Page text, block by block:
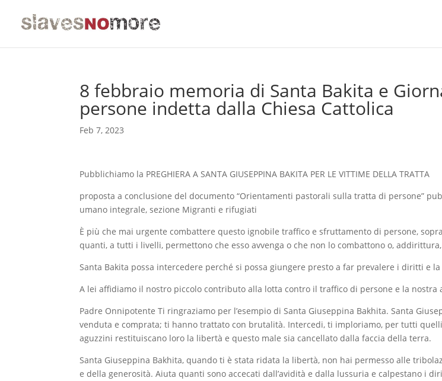
8 febbraio memoria di Santa Bakita e
persone indetta dalla Chiesa Cattolica
Feb 7, 2023
Pubblichiamo la PREGHIERA A SANTA GIUSEPPINA BAKITA PER LE VITTIME DELLA TRATTA
proposta a conclusione del documento “Orientamenti pastorali sulla tratta di persone”
umano integrale, sezione Migranti e rifugiati
È più che mai urgente combattere questo ignobile traffico e sfruttamento di persone,
quanti, a tutti i livelli, permettono che esso avvenga o che non lo combattono o,
Santa Bakita possa intercedere perché si possa giungere presto a far prevalere i diritti e
A lei affidiamo il nostro piccolo contributo alla lotta contro il traffico di persone e la
Padre Onnipotente Ti ringraziamo per l’esempio di Santa Giuseppina Bakhita. Santa
venduta e comprata; ti hanno trattato con brutalità. Intercedi, ti imploriamo, per tutti
aguzzini restituiscano loro la libertà e questo male sia cancellato dalla faccia della terra.
Santa Giuseppina Bakhita, quando ti è stata ridata la libertà, non hai permesso alle
e della generosità. Aiuta quanti sono accecati dall’avidità e dalla lussuria e calpestano i